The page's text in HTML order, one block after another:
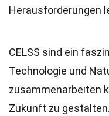
Herausforderungen
CELSS sind ein
Technologie und
zusammenarbeiten
Zukunft zu gestalten.